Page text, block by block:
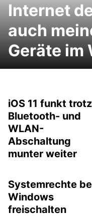
Internet
auch
Geräte im
iOS 11 funkt trotz
Bluetooth- und
WLAN-
Abschaltung
munter weiter
Systemrechte
Windows
freischalten